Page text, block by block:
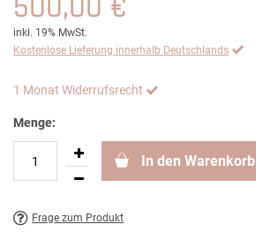
inkl. 19% MwSt.
Kostenlose Lieferung innerhalb Deutschlands
1 Monat Widerrufsrecht
Menge:
In den Warenkorb
Frage zum Produkt